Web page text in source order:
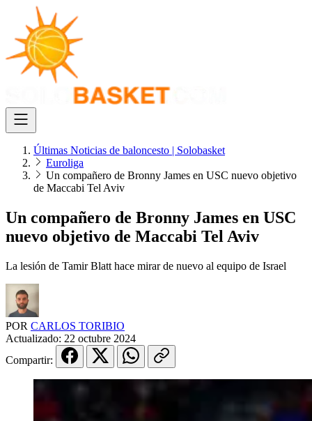
Últimas Noticias de baloncesto | Solobasket
Euroliga
Un compañero de Bronny James en USC nuevo objetivo
de Maccabi Tel Aviv
Un compañero de Bronny James en USC
nuevo objetivo de Maccabi Tel Aviv
La lesión de Tamir Blatt hace mirar de nuevo al equipo de Israel
POR CARLOS TORIBIO
Actualizado: 22 octubre 2024
Compartir: